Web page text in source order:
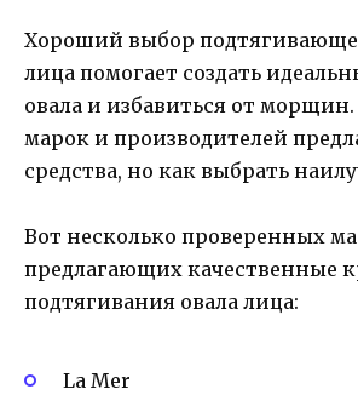
Хороший выбор
лица помогает создать
овала и избавиться от
марок и производителей
средства, но как выбрать
Вот несколько проверенных
предлагающих качественные
подтягивания овала лица:
La Mer